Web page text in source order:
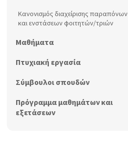
Κανονισμός διαχείρισης παραπόνων
και ενστάσεων φοιτητών/τριών
Μαθήματα
Πτυχιακή εργασία
Σύμβουλοι σπουδών
Πρόγραμμα μαθημάτων και
εξετάσεων